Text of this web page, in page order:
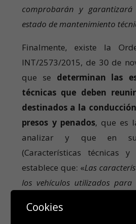
comprobarán y
estado de mantenimiento
Finalmente, existe la
INT/2573/2015, de 30 de
que se determinan las
técnicas que deben
destinados a la
presos y penados, que es
analizar y que en
(Características técnicas
establece que: «Las
los vehículos utilizados
las especificaciones que
Cookies